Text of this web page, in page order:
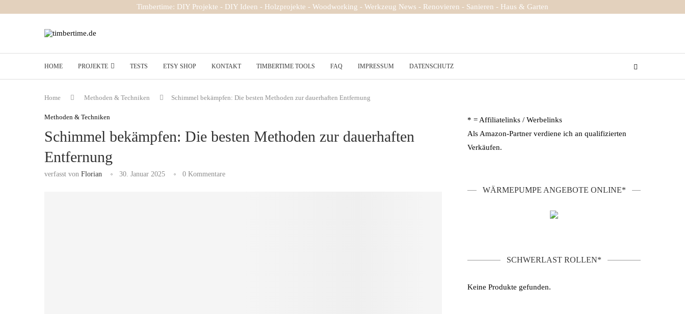
Timbertime: DIY Projekte - DIY Ideen - Holzprojekte - Woodworking - Werkzeug News - Renovieren - Sanieren - Haus & Garten
HOME PROJEKTE TESTS ETSY SHOP KONTAKT TIMBERTIME TOOLS FAQ IMPRESSUM DATENSCHUTZ
Home Methoden & Techniken Schimmel bekämpfen: Die besten Methoden zur dauerhaften Entfernung
Methoden & Techniken
Schimmel bekämpfen: Die besten Methoden zur dauerhaften
Entfernung
verfasst von Florian 30. Januar 2025 0 Kommentare
* = Affiliatelinks / Werbelinks
Als Amazon-Partner verdiene ich an qualifizierten
Verkäufen.
WÄRMEPUMPE ANGEBOTE ONLINE*
SCHWERLAST ROLLEN*
Keine Produkte gefunden.